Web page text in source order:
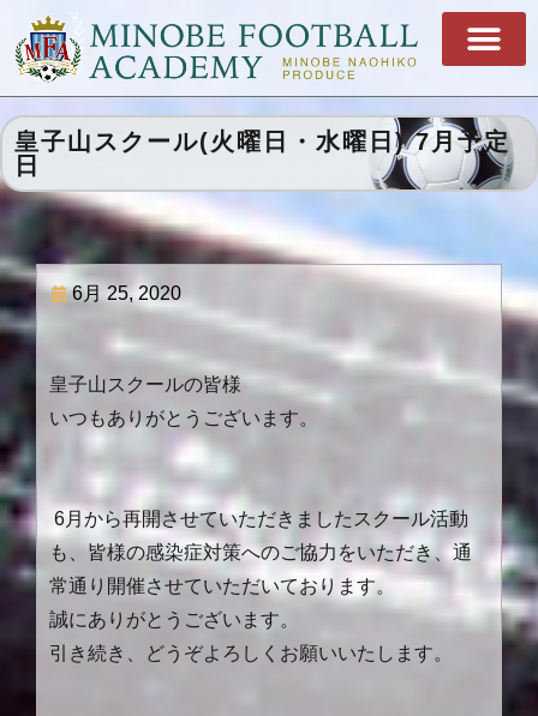
皇子山スクール(火曜日・水曜日) 7月予定
日
6月 25, 2020
皇子山スクールの皆様
いつもありがとうございます。
6月から再開させていただきましたスクール活動
も、皆様の感染症対策へのご協力をいただき、通
常通り開催させていただいております。
誠にありがとうございます。
引き続き、どうぞよろしくお願いいたします。